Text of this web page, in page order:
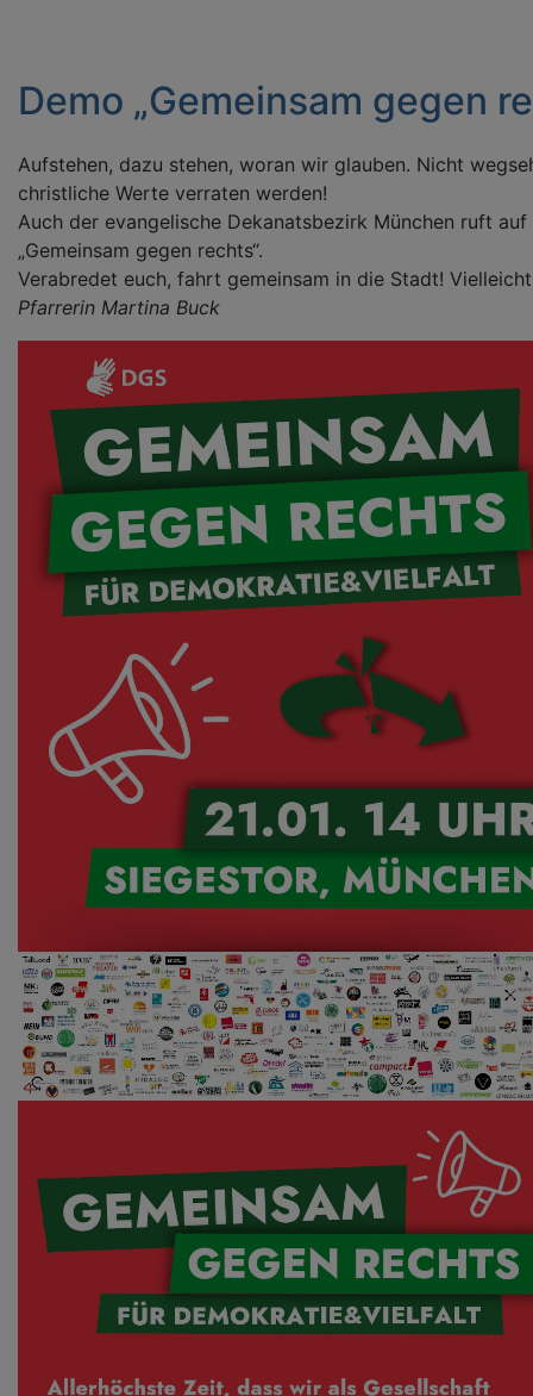
Demo „Gemeinsam gegen
Aufstehen, dazu stehen, woran wir glauben. Nicht
christliche Werte verraten werden!
Auch der evangelische Dekanatsbezirk München ruft
„Gemeinsam gegen rechts“.
Verabredet euch, fahrt gemeinsam in die Stadt!
Pfarrerin Martina Buck